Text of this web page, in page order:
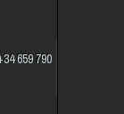
659 790